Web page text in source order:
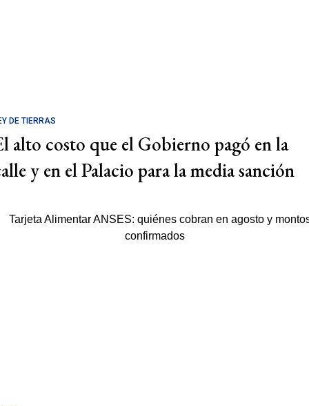
DE TIERRAS
alto costo que el Gobierno pagó en la
y en el Palacio para la media sanción